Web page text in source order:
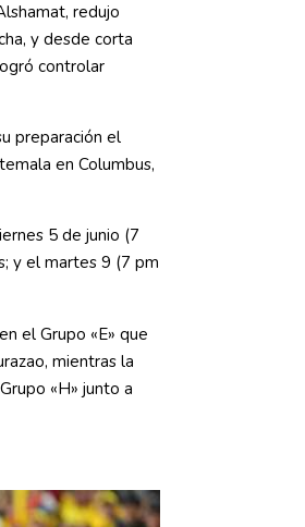
redujo
y desde corta
controlar
preparación el
en Columbus,
5 de junio (7
y el martes 9 (7 pm
el Grupo «E» que
mientras la
«H» junto a